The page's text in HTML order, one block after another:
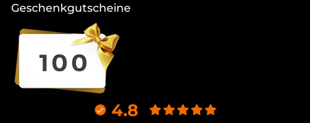
Geschenkgutscheine
4.8